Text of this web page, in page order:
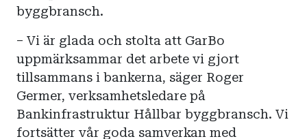
byggbransch.
– Vi är glada och stolta att GarBo
uppmärksammar det arbete vi gjort
tillsammans i bankerna, säger Roger
Germer, verksamhetsledare på
Bankinfrastruktur Hållbar byggbransch. Vi
fortsätter vår goda samverkan med